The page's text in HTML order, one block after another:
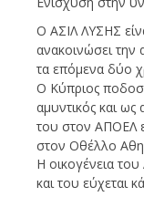
Ο ΑΣΙΛ ΛΥΣΗΣ
ανακοινώσει
τα επόμενα δύο
Ο Κύπριος
αμυντικός και ως
του στον ΑΠΟΕΛ
στον Οθέλλο
Η οικογένεια
και του εύχεται